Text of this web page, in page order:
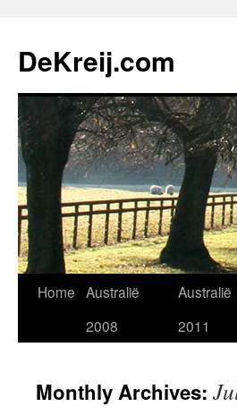
content
DeKreij.com
Home Australië
2008
Australië
2011
Monthly Archives: